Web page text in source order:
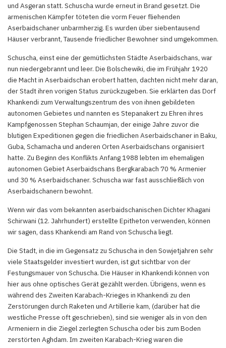
und Asgeran statt. Schuscha wurde erneut in Brand gesetzt. Die
armenischen Kämpfer töteten die vorm Feuer fliehenden
Aserbaidschaner unbarmherzig. Es wurden über siebentausend
Häuser verbrannt, Tausende friedlicher Bewohner sind umgekommen.
Schuscha, einst eine der gemütlichsten Städte Aserbaidschans, war
nun niedergebrannt und leer. Die Bolschewiki, die im Frühjahr 1920
die Macht in Aserbaidschan erobert hatten, dachten nicht mehr daran,
der Stadt ihren vorigen Status zurückzugeben. Sie erklärten das Dorf
Khankendi zum Verwaltungszentrum des von ihnen gebildeten
autonomen Gebietes und nannten es Stepanakert zu Ehren ihres
Kampfgenossen Stephan Schaumjan, der einige Jahre zuvor die
blutigen Expeditionen gegen die friedlichen Aserbaidschaner in Baku,
Guba, Schamacha und anderen Orten Aserbaidschans organisiert
hatte. Zu Beginn des Konflikts Anfang 1988 lebten im ehemaligen
autonomen Gebiet Aserbaidschans Bergkarabach 70 % Armenier
und 30 % Aserbaidschaner. Schuscha war fast ausschließlich von
Aserbaidschanern bewohnt.
Wenn wir das vom bekannten aserbaidschanischen Dichter Khagani
Schirwani (12. Jahrhundert) erstellte Epitheton verwenden, können
wir sagen, dass Khankendi am Rand von Schuscha liegt.
Die Stadt, in die im Gegensatz zu Schuscha in den Sowjetjahren sehr
viele Staatsgelder investiert wurden, ist gut sichtbar von der
Festungsmauer von Schuscha. Die Häuser in Khankendi können von
hier aus ohne optisches Gerät gezählt werden. Übrigens, wenn es
während des Zweiten Karabach-Krieges in Khankendi zu den
Zerstörungen durch Raketen und Artillerie kam, (darüber hat die
westliche Presse oft geschrieben), sind sie weniger als in von den
Armeniern in die Ziegel zerlegten Schuscha oder bis zum Boden
zerstörten Aghdam. Im zweiten Karabach-Krieg waren die